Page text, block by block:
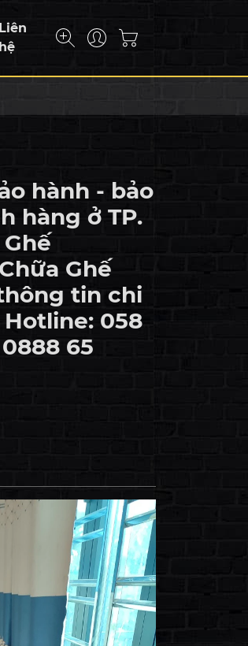
Liên
hệ
hành - bảo
hàng ở TP.
Ghế
tin chi
058
65